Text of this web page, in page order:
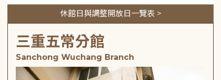
休館日與調整開放日一覽表 >
三重五常分館
Sanchong Wuchang Branch